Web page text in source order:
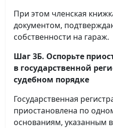
При этом членская
документом,
собственности на гараж.
Шаг 3Б. Оспорьте
в государственной
судебном порядке
Государственная
приостановлена по
основаниям, указанным